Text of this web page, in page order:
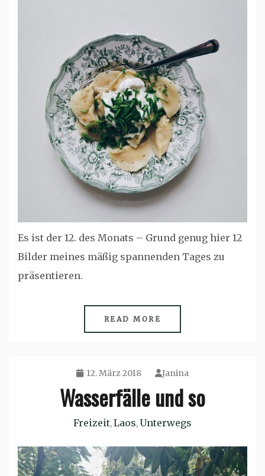
Es ist der 12. des Monats – Grund genug hier 12
Bilder meines mäßig spannenden Tages zu
präsentieren.
READ MORE
12. März 2018 Janina
Wasserfälle und so
Freizeit,Laos, Unterwegs